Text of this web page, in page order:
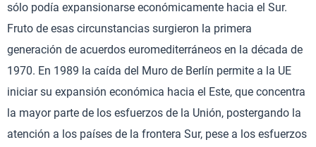
sólo podía expansionarse económicamente hacia el Sur.
Fruto de esas circunstancias surgieron la primera
generación de acuerdos euromediterráneos en la década de
1970. En 1989 la caída del Muro de Berlín permite a la UE
iniciar su expansión económica hacia el Este, que concentra
la mayor parte de los esfuerzos de la Unión, postergando la
atención a los países de la frontera Sur, pese a los esfuerzos